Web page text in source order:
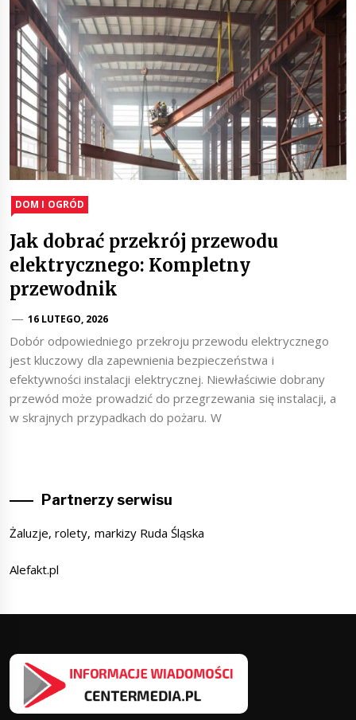
DOM I OGRÓD
Jak dobrać przekrój przewodu
elektrycznego: Kompletny
przewodnik
16 LUTEGO, 2026
Dobór odpowiedniego przekroju przewodu elektrycznego
jest kluczowy dla zapewnienia bezpieczeństwa i
efektywności instalacji elektrycznej. Niewłaściwie dobrany
przewód może prowadzić do przegrzewania się instalacji, a
w skrajnych przypadkach do pożaru. W
Partnerzy serwisu
Żaluzje, rolety, markizy Ruda Śląska
Alefakt.pl